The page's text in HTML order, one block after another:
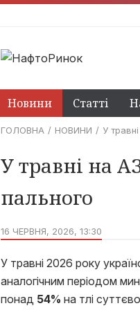
Новини Статті
ГОЛОВНА НОВИНИ У
У травні на
пального
16 ЧЕРВНЯ, 2026, 13:30
У травні 2026 року
аналогічним періодом
понад 54% на тлі